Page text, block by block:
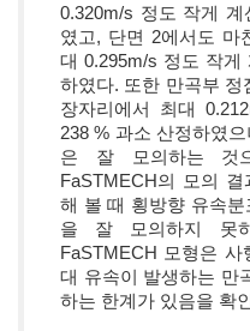
0.320m/s 정도 작게
였고, 단면 2에서도 마
대 0.295m/s 정도 작게
하였다. 또한 만곡부
장자리에서 최대
238 % 과소 산정하였
은 잘 모의하는 것
FaSTMECH의 모의
해 볼 때 횡방향 유속
을 잘 모의하지 못
FaSTMECH 모형은 사
대 유속이 발생하는 만
하는 한계가 있음을 확